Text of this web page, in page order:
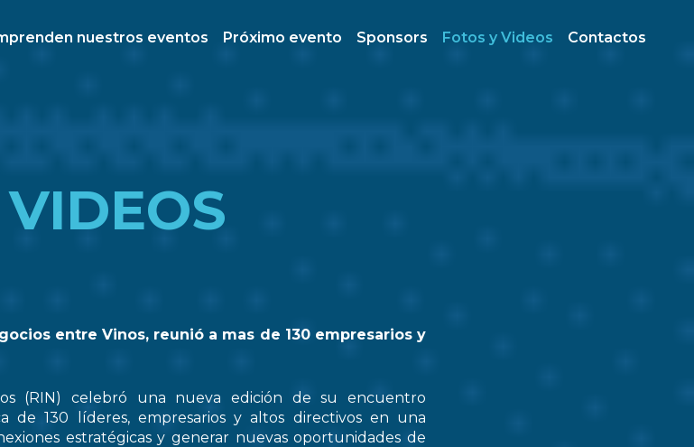
nuestros eventos Próximo evento Sponsors Fotos y Videos Contactos
entre Vinos, reunió a mas de 130 empresarios y
(RIN) celebró una nueva edición de su encuentro
de 130 líderes, empresarios y altos directivos en una
estratégicas y generar nuevas oportunidades de